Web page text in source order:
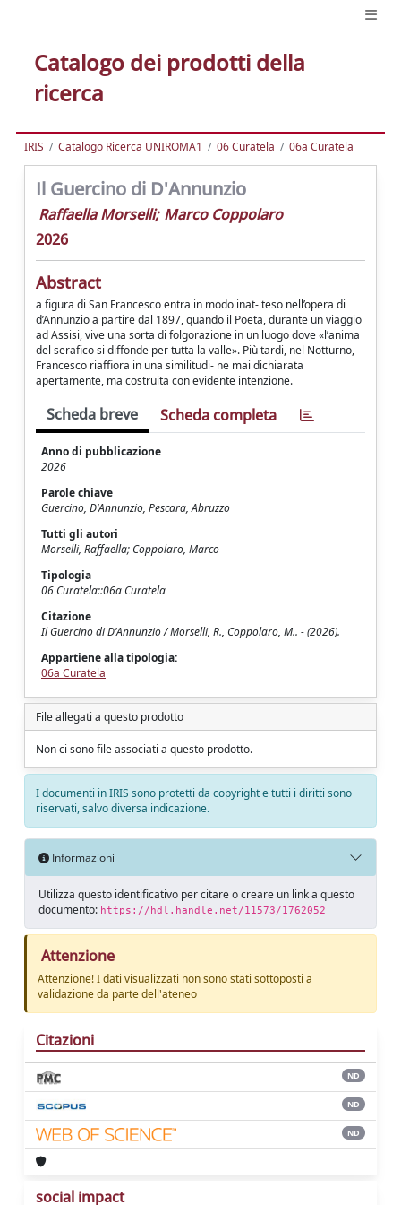
Catalogo dei prodotti della
ricerca
IRIS Catalogo Ricerca UNIROMA1 06 Curatela 06a Curatela
Il Guercino di D'Annunzio
Raffaella Morselli; Marco Coppolaro
2026
Abstract
a figura di San Francesco entra in modo inat- teso nell’opera di
d’Annunzio a partire dal 1897, quando il Poeta, durante un viaggio
ad Assisi, vive una sorta di folgorazione in un luogo dove «l’anima
del serafico si diffonde per tutta la valle». Più tardi, nel Notturno,
Francesco riaffiora in una similitudi- ne mai dichiarata
apertamente, ma costruita con evidente intenzione.
Scheda breve Scheda completa
Anno di pubblicazione
2026
Parole chiave
Guercino, D'Annunzio, Pescara, Abruzzo
Tutti gli autori
Morselli, Raffaella; Coppolaro, Marco
Tipologia
06 Curatela::06a Curatela
Citazione
Il Guercino di D'Annunzio / Morselli, R., Coppolaro, M.. - (2026).
Appartiene alla tipologia:
06a Curatela
File allegati a questo prodotto
Non ci sono file associati a questo prodotto.
I documenti in IRIS sono protetti da copyright e tutti i diritti sono
riservati, salvo diversa indicazione.
Informazioni
Utilizza questo identificativo per citare o creare un link a questo
documento: https://hdl.handle.net/11573/1762052
Attenzione
Attenzione! I dati visualizzati non sono stati sottoposti a
validazione da parte dell'ateneo
Citazioni
ND
ND
ND
social impact